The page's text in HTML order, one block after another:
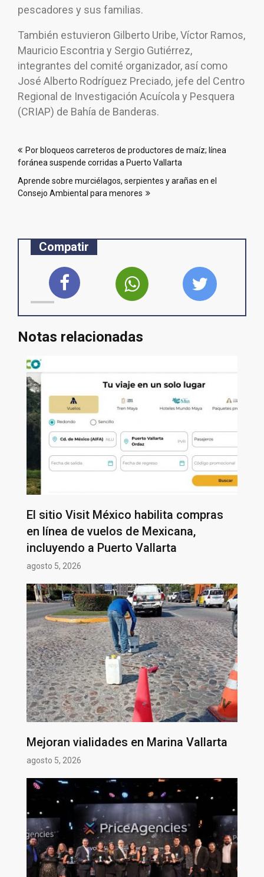
pescadores y sus familias.
También estuvieron Gilberto Uribe, Víctor Ramos,
Mauricio Escontria y Sergio Gutiérrez,
integrantes del comité organizador, así como
José Alberto Rodríguez Preciado, jefe del Centro
Regional de Investigación Acuícola y Pesquera
(CRIAP) de Bahía de Banderas.
de
entradas
Por bloqueos carreteros de productores de maíz; línea
foránea suspende corridas a Puerto Vallarta
Aprende sobre murciélagos, serpientes y arañas en el
Consejo Ambiental para menores
Compatir
Notas relacionadas
El sitio Visit México habilita compras
en línea de vuelos de Mexicana,
incluyendo a Puerto Vallarta
agosto 5, 2026
Mejoran vialidades en Marina Vallarta
agosto 5, 2026